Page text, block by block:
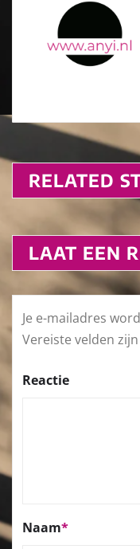
RELATED
LAAT EEN
Je e-mailadres
Vereiste velden
Reactie
Naam*